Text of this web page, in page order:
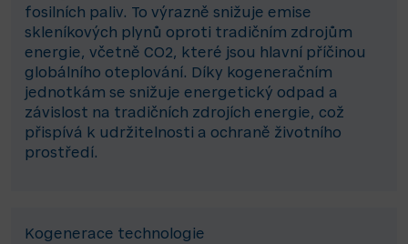
fosilních paliv. To výrazně snižuje emise
skleníkových plynů oproti tradičním zdrojům
energie, včetně CO2, které jsou hlavní příčinou
globálního oteplování. Díky kogeneračním
jednotkám se snižuje energetický odpad a
závislost na tradičních zdrojích energie, což
přispívá k udržitelnosti a ochraně životního
prostředí.
Kogenerace technologie